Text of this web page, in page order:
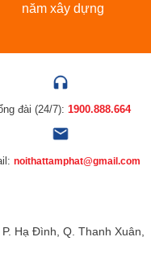
năm xây dựng
đài (24/7): 1900.888.664
noithattamphat@gmail.com
Hạ Đình, Q. Thanh Xuân,